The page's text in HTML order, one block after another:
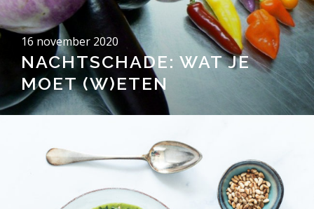
16 november 2020
NACHTSCHADE: WAT JE
MOET (W)ETEN